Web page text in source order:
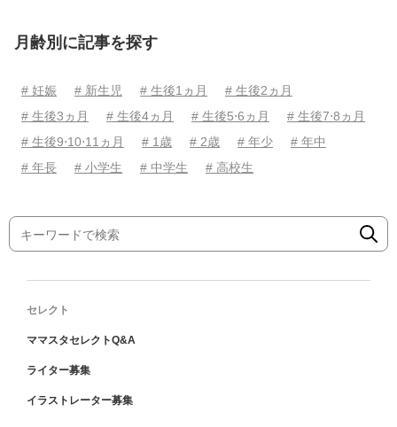
月齢別に記事を探す
# 妊娠 # 新生児 # 生後1ヵ月
# 生後2ヵ月
# 生後3ヵ月
# 生後4ヵ月 # 生後5⋅6ヵ月
# 生後7⋅8ヵ月
# 生後9⋅10⋅11ヵ月
# 1歳 # 2歳 # 年少
# 年中
# 年長
# 小学生 # 中学生 # 高校生
セレクト
ママスタセレクトQ&A
ライター募集
イラストレーター募集